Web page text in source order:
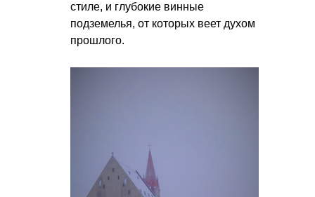
стиле, и глубокие винные
подземелья, от которых веет духом
прошлого.